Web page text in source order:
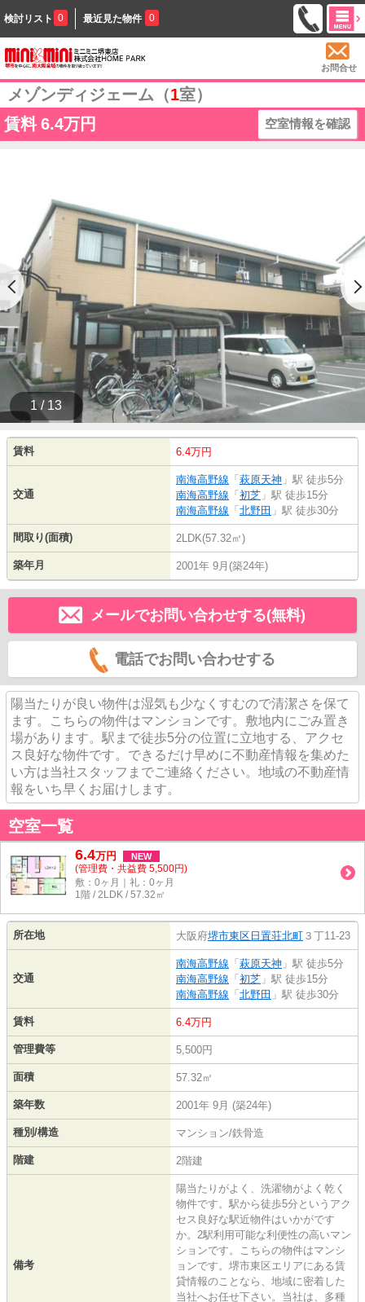
検討リスト 0 最近見た物件 0
お問合せ
メゾンディジェーム（1室）
賃料 6.4万円 空室情報を確認
1 / 13
賃料 6.4万円
交通
南海高野線 「 萩原天神 」駅 徒歩5分
南海高野線 「 初芝 」駅 徒歩15分
南海高野線 「 北野田 」駅 徒歩30分
間取り(面積) 2LDK(57.32㎡)
築年月 2001年 9月(築24年)
メールでお問い合わせする(無料)
電話でお問い合わせする
陽当たりが良い物件は湿気も少なくすむので清潔さを保て
ます。こちらの物件はマンションです。敷地内にごみ置き
場があります。駅まで徒歩5分の位置に立地する、アクセ
ス良好な物件です。できるだけ早めに不動産情報を集めた
い方は当社スタッフまでご連絡ください。地域の不動産情
報をいち早くお届けします。
空室一覧
6.4万円 NEW
(管理費・共益費 5,500円)
敷：0ヶ月｜礼：0ヶ月
1階 / 2LDK / 57.32㎡
所在地 大阪府堺市東区 日置荘北町 ３丁11-23
交通
南海高野線 「 萩原天神 」駅 徒歩5分
南海高野線 「 初芝 」駅 徒歩15分
南海高野線 「 北野田 」駅 徒歩30分
賃料 6.4万円
管理費等 5,500円
面積 57.32㎡
築年数 2001年 9月 (築24年)
種別/構造 マンション/鉄骨造
階建 2階建
備考
陽当たりがよく、洗濯物がよく乾く
物件です。駅から徒歩5分というアク
セス良好な駅近物件はいかがです
か。2駅利用可能な利便性の高いマン
ションです。こちらの物件はマンシ
ョンです。堺市東区エリアにある賃
貸情報のことなら、地域に密着した
当社へお任せ下さい。当社は、多種